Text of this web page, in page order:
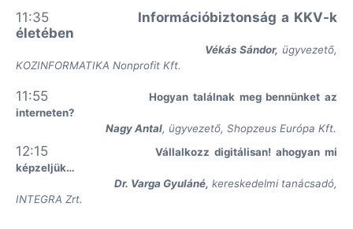
11:35
Információbiztonság a KKV-k
életében
Vékás Sándor, ügyvezető,
KOZINFORMATIKA Nonprofit Kft.
11:55
Hogyan találnak meg bennünket az
interneten?
Nagy Antal, ügyvezető, Shopzeus Európa Kft.
12:15
Vállalkozz digitálisan! ahogyan mi
képzeljük…
Dr. Varga Gyuláné, kereskedelmi tanácsadó,
INTEGRA Zrt.